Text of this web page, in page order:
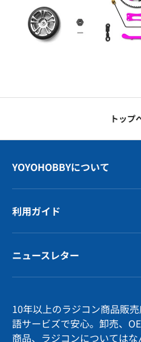
トップ
YOYOHOBBYについて
利用ガイド
ニュースレター
10年以上のラジコン商品販
語サービズで安心。卸売、
商品、ラジコンについては